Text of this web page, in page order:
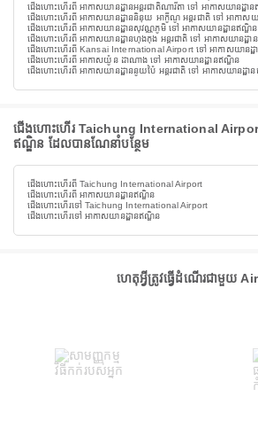
ជើងហោះហើរពី អាកាសយានដ្ឋានអន្តរជាតិណារីតា ទៅ អាកាសយានដ្ឋា
ជើងហោះហើរពី អាកាសយានដ្ឋាននិនុយ អាកូីណូ អន្តរជាតិ ទៅ អាកាសយ
ជើងហោះហើរពី អាកាសយានដ្ឋានសុវណ្ណភូមិ ទៅ អាកាសយានដ្ឋានឥណ្ឌិន
ជើងហោះហើរពី អាកាសយានដ្ឋានហុងកុង អន្តរជាតិ ទៅ អាកាសយានដ្ឋា
ជើងហោះហើរពី Kansai International Airport ទៅ អាកាសយានដ្ឋ
ជើងហោះហើរពី អាកាសយ៉ូន ដាណាង ទៅ អាកាសយានដ្ឋានឥណ្ឌិន
ជើងហោះហើរពី អាកាសយានដ្ឋាននូយប៉ៃ អន្តរជាតិ ទៅ អាកាសយានដ្ឋា
ជើងហោះហើរ Taichung International
ឥណ្ឌិន ដែលបានណែនាំបន្ថែម
ជើងហោះហើរពី Taichung International Airport
ជើងហោះហើរពី អាកាសយានដ្ឋានឥណ្ឌិន
ជើងហោះហើរទៅ Taichung International Airport
ជើងហោះហើរទៅ អាកាសយានដ្ឋានឥណ្ឌិន
ហេតុអ្វីត្រូវធ្វើដំណើរជាមួយ